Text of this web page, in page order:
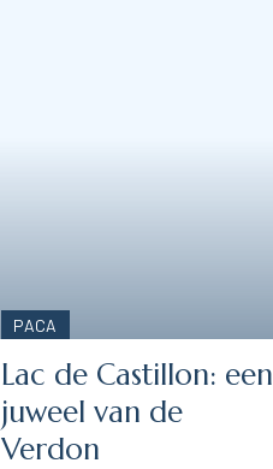
PACA
Lac de Castillon: een
juweel van de
Verdon